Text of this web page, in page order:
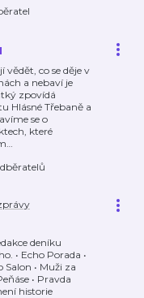
vědět, co se děje v
a nebaví je
zpovídá
Hlásné Třebaně a
se o
které
…
deníku
• Echo Porada •
Salon • Muži za
• Pravda
historie